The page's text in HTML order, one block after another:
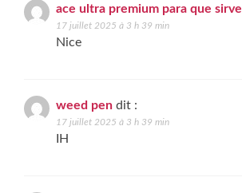
ace ultra premium para que sirve
17 juillet 2025 à 3 h 39 min
Nice
weed pen dit :
17 juillet 2025 à 3 h 39 min
IH